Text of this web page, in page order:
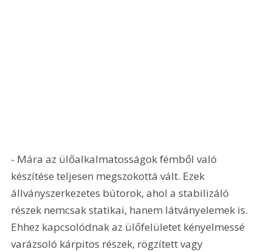
- Mára az ülőalkalmatosságok fémből való
készítése teljesen megszokottá vált. Ezek
állványszerkezetes bútorok, ahol a stabilizáló
részek nemcsak statikai, hanem látványelemek is.
Ehhez kapcsolódnak az ülőfelületet kényelmessé
varázsoló kárpitos részek, rögzített vagy